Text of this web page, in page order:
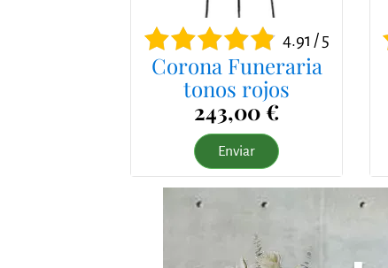
4.91 / 5
Corona Funeraria
tonos rojos
243,00 €
Enviar